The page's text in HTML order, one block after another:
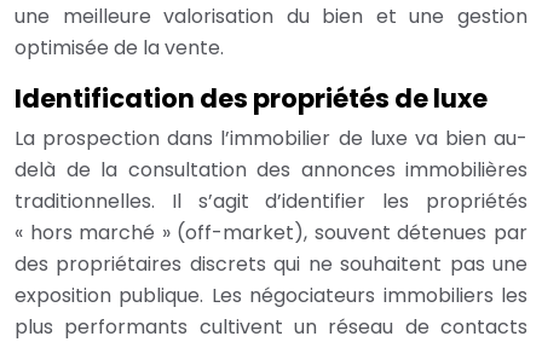
une meilleure valorisation du bien et une gestion
optimisée de la vente.
Identification des propriétés de luxe
La prospection dans l’immobilier de luxe va bien au-
delà de la consultation des annonces immobilières
traditionnelles. Il s’agit d’identifier les propriétés
« hors marché » (off-market), souvent détenues par
des propriétaires discrets qui ne souhaitent pas une
exposition publique. Les négociateurs immobiliers les
plus performants cultivent un réseau de contacts